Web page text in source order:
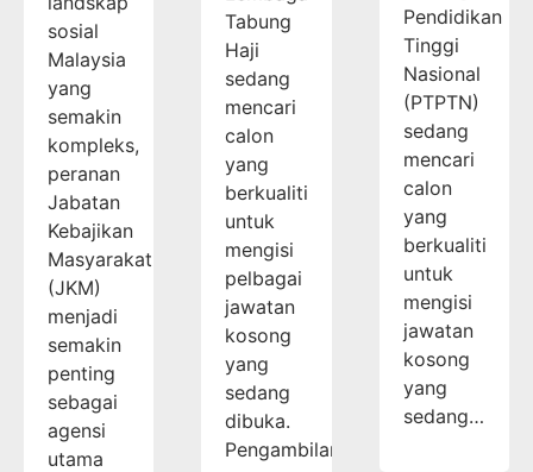
sosial
Malaysia
yang
semakin
kompleks,
peranan
Jabatan
Kebajikan
Masyarakat
(JKM)
menjadi
semakin
penting
sebagai
agensi
utama
Tabung
Haji
sedang
mencari
calon
yang
berkualiti
untuk
mengisi
pelbagai
jawatan
kosong
yang
sedang
dibuka.
Pengambilan…
Pendidikan
Tinggi
Nasional
(PTPTN)
sedang
mencari
calon
yang
berkualiti
untuk
mengisi
jawatan
kosong
yang
sedang…